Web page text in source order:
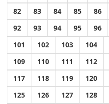
82
83 84 85 86
92
93 94 95 96
101
102 103 104
109
110 111 112
117
118 119 120
125
126 127 128